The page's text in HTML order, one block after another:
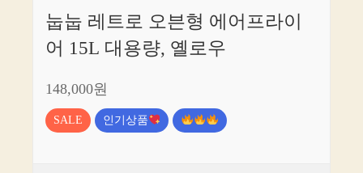
눕눕 레트로 오븐형 에어프라이
어 15L 대용량, 옐로우
148,000원
SALE 인기상품